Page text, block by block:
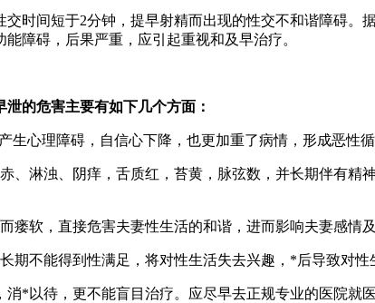
间短于2分钟，提早射精而出现的性交不和谐障碍。
障碍，后果严重，应引起重视和及早治疗。
的危害主要有如下几个方面：
生心理障碍，自信心下降，也更加重了病情，形成恶性循
、淋浊、阴痒，舌质红，苔黄，脉弦数，并长期伴有精
瘘软，直接危害夫妻性生活的和谐，进而影响夫妻感情及
期不能得到性满足，将对性生活失去兴趣，*后导致对性
以待，更不能盲目治疗。应尽早去正规专业的医院就